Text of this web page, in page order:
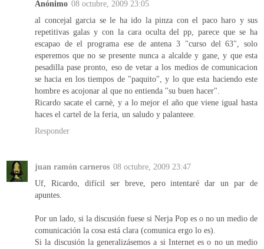
Anónimo 08 octubre, 2009 23:05
al concejal garcia se le ha ido la pinza con el paco haro y sus
repetitivas galas y con la cara oculta del pp, parece que se ha
escapao de el programa ese de antena 3 "curso del 63", solo
esperemos que no se presente nunca a alcalde y gane, y que esta
pesadilla pase pronto, eso de vetar a los medios de comunicacion
se hacia en los tiempos de "paquito", y lo que esta haciendo este
hombre es acojonar al que no entienda "su buen hacer".
Ricardo sacate el carnè, y a lo mejor el año que viene igual hasta
haces el cartel de la feria, un saludo y palanteee.
Responder
juan ramón carneros 08 octubre, 2009 23:47
Uf, Ricardo, difícil ser breve, pero intentaré dar un par de
apuntes.
Por un lado, si la discusión fuese si Nerja Pop es o no un medio de
comunicación la cosa está clara (comunica ergo lo es).
Si la discusión la generalizásemos a si Internet es o no un medio